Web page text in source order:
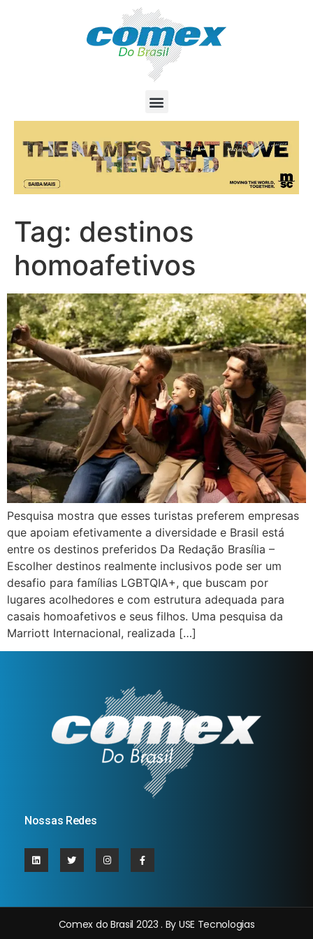
Tag: destinos
homoafetivos
Pesquisa mostra que esses turistas preferem empresas
que apoiam efetivamente a diversidade e Brasil está
entre os destinos preferidos Da Redação Brasília –
Escolher destinos realmente inclusivos pode ser um
desafio para famílias LGBTQIA+, que buscam por
lugares acolhedores e com estrutura adequada para
casais homoafetivos e seus filhos. Uma pesquisa da
Marriott Internacional, realizada […]
Nossas Redes
Comex do Brasil 2023 . By USE Tecnologias